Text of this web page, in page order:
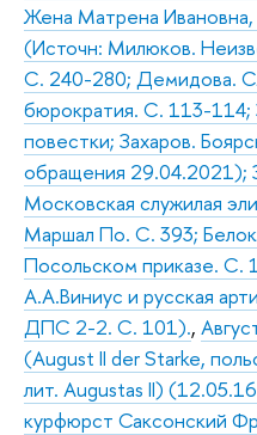
Жена Матрена
(Источн: Милюков.
С. 240-280; Демидова.
бюрократия. С. 113-114;
повестки; Захаров.
обращения 29.04.2021);
Московская служилая
Маршал По. С. 393;
Посольском приказе.
А.А.Виниус и русская
ДПС 2-2. С. 101).,
(August II der Starke,
лит. Augustas II)
курфюрст Саксонский